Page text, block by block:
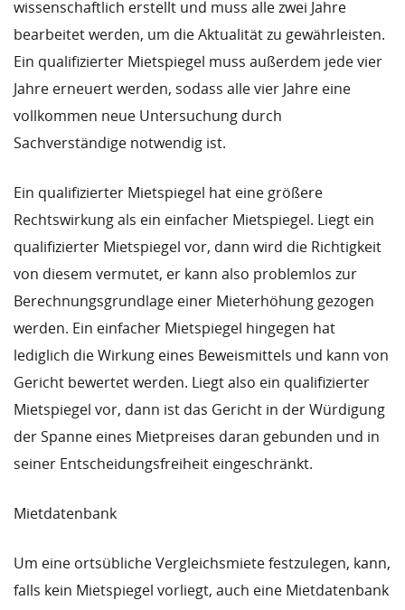
wissenschaftlich erstellt und muss alle zwei Jahre
bearbeitet werden, um die Aktualität zu gewährleisten.
Ein qualifizierter Mietspiegel muss außerdem jede vier
Jahre erneuert werden, sodass alle vier Jahre eine
vollkommen neue Untersuchung durch
Sachverständige notwendig ist.
Ein qualifizierter Mietspiegel hat eine größere
Rechtswirkung als ein einfacher Mietspiegel. Liegt ein
qualifizierter Mietspiegel vor, dann wird die Richtigkeit
von diesem vermutet, er kann also problemlos zur
Berechnungsgrundlage einer Mieterhöhung gezogen
werden. Ein einfacher Mietspiegel hingegen hat
lediglich die Wirkung eines Beweismittels und kann von
Gericht bewertet werden. Liegt also ein qualifizierter
Mietspiegel vor, dann ist das Gericht in der Würdigung
der Spanne eines Mietpreises daran gebunden und in
seiner Entscheidungsfreiheit eingeschränkt.
Mietdatenbank
Um eine ortsübliche Vergleichsmiete festzulegen, kann,
falls kein Mietspiegel vorliegt, auch eine Mietdatenbank